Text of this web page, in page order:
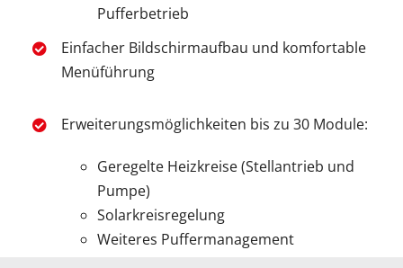
Pufferbetrieb
Einfacher Bildschirmaufbau und komfortable
Menüführung
Erweiterungsmöglichkeiten bis zu 30 Module:
Geregelte Heizkreise (Stellantrieb und
Pumpe)
Solarkreisregelung
Weiteres Puffermanagement